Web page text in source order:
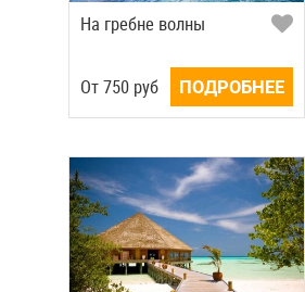
На гребне волны
Oт750руб ПОДРОБНЕЕ